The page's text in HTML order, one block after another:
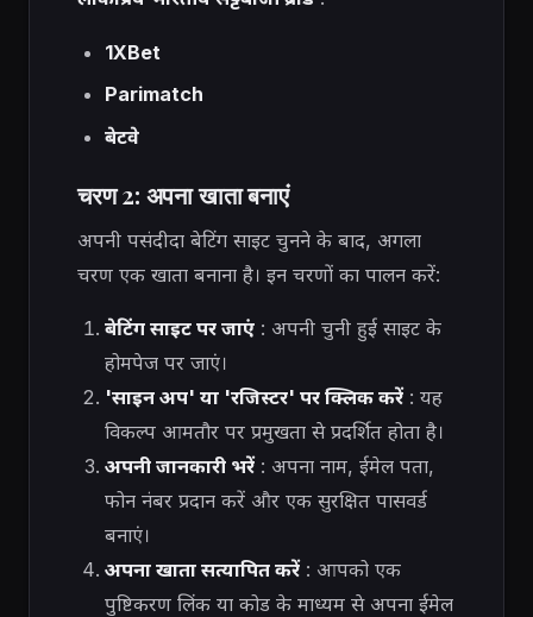
1XBet
Parimatch
बेटवे
चरण 2: अपना खाता बनाएं
अपनी पसंदीदा बेटिंग साइट चुनने के बाद, अगला
चरण एक खाता बनाना है। इन चरणों का पालन करें:
बेटिंग साइट पर जाएं: अपनी चुनी हुई साइट के
होमपेज पर जाएं।
'साइन अप' या 'रजिस्टर' पर क्लिक करें: यह
विकल्प आमतौर पर प्रमुखता से प्रदर्शित होता है।
अपनी जानकारी भरें: अपना नाम, ईमेल पता,
फोन नंबर प्रदान करें और एक सुरक्षित पासवर्ड
बनाएं।
अपना खाता सत्यापित करें: आपको एक
पुष्टिकरण लिंक या कोड के माध्यम से अपना ईमेल